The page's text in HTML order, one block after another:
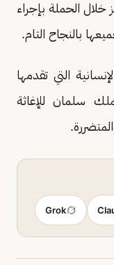
خلال الحملة بإجراء
التي تقدمها
سلمان للإغاثة
Grok